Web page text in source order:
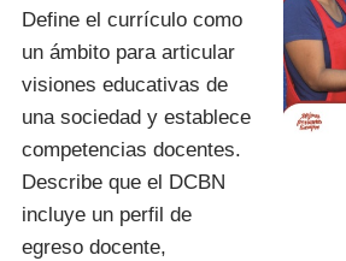
Define el currículo como
un ámbito para articular
visiones educativas de
una sociedad y establece
competencias docentes.
Describe que el DCBN
incluye un perfil de
egreso docente,